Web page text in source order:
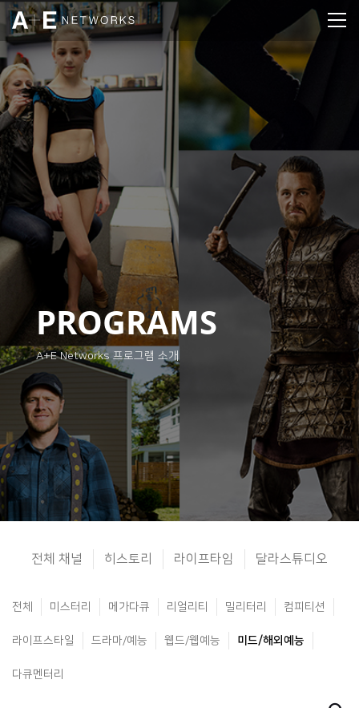
PROGRAMS
A+E Networks 프로그램 소개
전체 채널 히스토리 라이프타임 달라스튜디오
전체 미스터리 메가다큐 리얼리티 밀리터리 컴피티션
라이프스타일 드라마/예능 웹드/웹예능 미드/해외예능
다큐멘터리